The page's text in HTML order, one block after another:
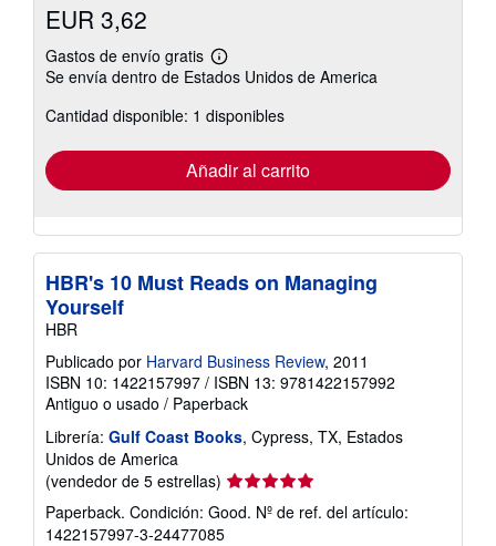
EUR 3,62
Gastos de envío gratis
Más
información
las
tarifas
envío
Se envía dentro de Estados Unidos de America
Cantidad disponible: 1 disponibles
Añadir al carrito
HBR's 10 Must Reads on Managing
Yourself
HBR
Publicado por Harvard Business Review, 2011
ISBN 10: 1422157997 / ISBN 13: 9781422157992
Antiguo o usado / Paperback
Librería: Gulf Coast Books, Cypress, TX, Estados
Unidos de America
(vendedor de 5 estrellas) Calificación
del
vendedor:
Paperback. Condición: Good. Nº de ref. del artículo:
1422157997-3-24477085